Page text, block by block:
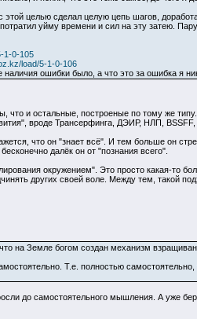
целью сделал целую цепь шагов,
уйму времени и сил на эту затею.
1-0-105
load/5-1-0-106
ошибки было, а что это за ошибка я
и остальные, построеные по тому же
вроде Трансерфинга, ДЭИР, НЛП,
что он "знает всё". И тем больше он
далёк он от "познания всего".
окружением". Это просто какая-то
других своей воле. Между тем, такой
на Земле богом создан механизм
Т.е. полностью самостоятельно,
до самостоятельного мышления. А уже